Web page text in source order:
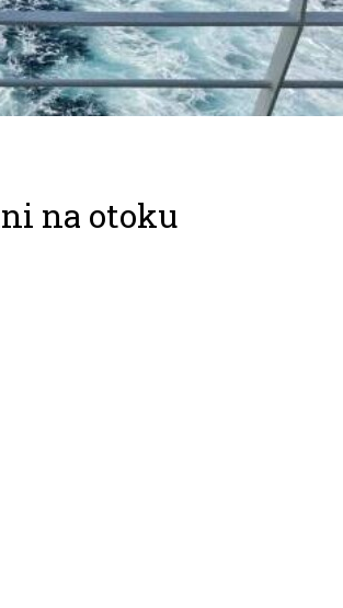
na otoku